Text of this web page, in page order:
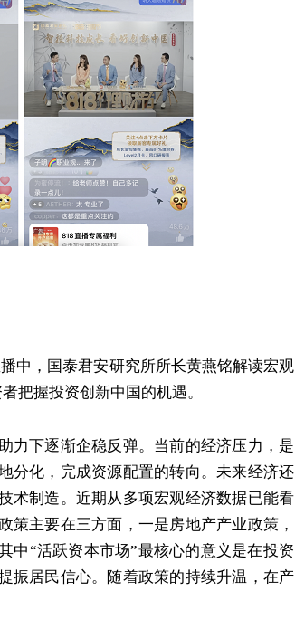
，国泰君安研究所所长黄燕铭解读宏观
把握投资创新中国的机遇。
下逐渐企稳反弹。当前的经济压力，是
分化，完成资源配置的转向。未来经济还
制造。近期从多项宏观经济数据已能看
主要在三方面，一是房地产产业政策，
中“活跃资本市场”最核心的意义是在投资
振居民信心。随着政策的持续升温，在产